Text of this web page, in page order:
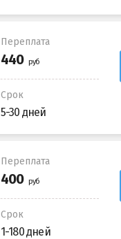
Переплата
Срок
5-30 дней
Переплата
Срок
1-180 дней